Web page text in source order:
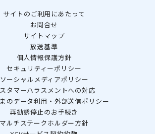
サイトのご利用にあたって
お問合せ
サイトマップ
放送基準
個人情報保護方針
セキュリティーポリシー
ソーシャルメディアポリシー
タマーハラスメントへの対応
のデータ利用・外部送信ポリシー
再勧誘停止のお手続き
マルチステークホルダー方針